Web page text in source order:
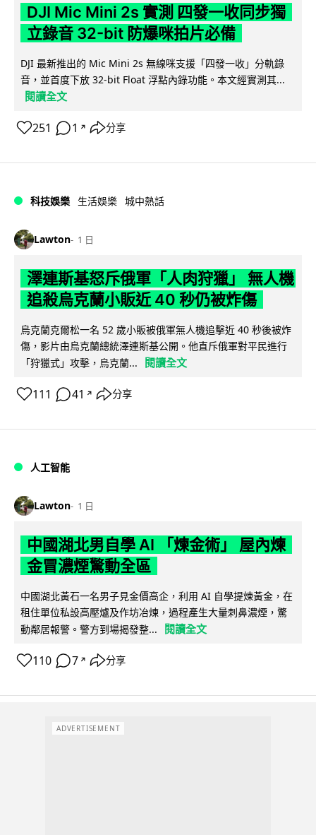
DJI Mic Mini 2s 實測 四發一收同步獨
立錄音 32-bit 防爆咪拍片必備
DJI 最新推出的 Mic Mini 2s 無線咪支援「四發一收」分軌錄
音，並首度下放 32-bit Float 浮點內錄功能。本文經實測其...
閱讀全文
251 1 ↗ 分享
科技娛樂 生活娛樂 城中熱話
Lawton 1 日
澤連斯基怒斥俄軍「人肉狩獵」 無人機
追殺烏克蘭小販近 40 秒仍被炸傷
烏克蘭克爾松一名 52 歲小販被俄軍無人機追擊近 40 秒後被炸
傷，影片由烏克蘭總統澤連斯基公開。他直斥俄軍對平民進行
「狩獵式」攻擊，烏克蘭...
閱讀全文
111 41 ↗ 分享
人工智能
Lawton 1 日
中國湖北男自學 AI 「煉金術」 屋內煉
金冒濃煙驚動全區
中國湖北黃石一名男子見金價高企，利用 AI 自學提煉黃金，在
租住單位私設高壓爐及作坊冶煉，過程產生大量刺鼻濃煙，驚
動鄰居報警。警方到場揭發整...
閱讀全文
110 7 ↗ 分享
ADVERTISEMENT